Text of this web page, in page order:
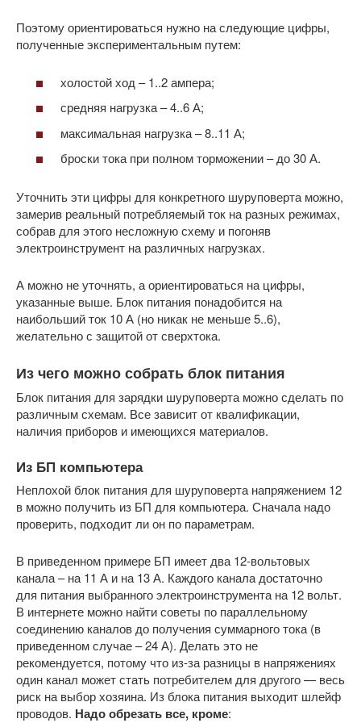
Поэтому ориентироваться нужно на следующие цифры,
полученные экспериментальным путем:
холостой ход – 1..2 ампера;
средняя нагрузка – 4..6 А;
максимальная нагрузка – 8..11 А;
броски тока при полном торможении – до 30 А.
Уточнить эти цифры для конкретного шуруповерта можно,
замерив реальный потребляемый ток на разных режимах,
собрав для этого несложную схему и погоняв
электроинструмент на различных нагрузках.
А можно не уточнять, а ориентироваться на цифры,
указанные выше. Блок питания понадобится на
наибольший ток 10 А (но никак не меньше 5..6),
желательно с защитой от сверхтока.
Из чего можно собрать блок питания
Блок питания для зарядки шуруповерта можно сделать по
различным схемам. Все зависит от квалификации,
наличия приборов и имеющихся материалов.
Из БП компьютера
Неплохой блок питания для шуруповерта напряжением 12
в можно получить из БП для компьютера. Сначала надо
проверить, подходит ли он по параметрам.
В приведенном примере БП имеет два 12-вольтовых
канала – на 11 А и на 13 А. Каждого канала достаточно
для питания выбранного электроинструмента на 12 вольт.
В интернете можно найти советы по параллельному
соединению каналов до получения суммарного тока (в
приведенном случае – 24 А). Делать это не
рекомендуется, потому что из-за разницы в напряжениях
один канал может стать потребителем для другого — весь
риск на выбор хозяина. Из блока питания выходит шлейф
проводов. Надо обрезать все, кроме: